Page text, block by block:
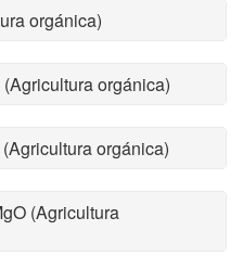
orgánica)
orgánica)
orgánica)
(Agricultura